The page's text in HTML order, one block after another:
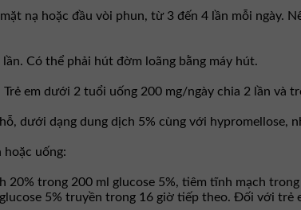
nạ hoặc đầu vòi phun, từ 3 đến 4 lần mỗi ngày.
Có thể phải hút đờm loãng bằng máy hút.
em dưới 2 tuổi uống 200 mg/ngày chia 2 lần và
dạng dung dịch 5% cùng với hypromellose,
hoặc uống:
trong 200 ml glucose 5%, tiêm tĩnh mạch
5% truyền trong 16 giờ tiếp theo. Ðối với